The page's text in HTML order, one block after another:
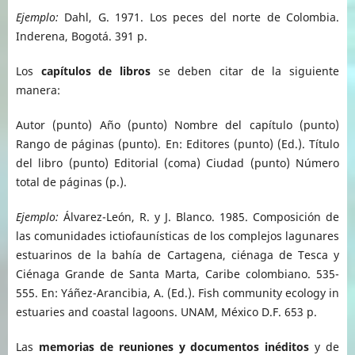
Ejemplo: Dahl, G. 1971. Los peces del norte de Colombia.
Inderena, Bogotá. 391 p.
Los capítulos de libros se deben citar de la siguiente
manera:
Autor (punto) Año (punto) Nombre del capítulo (punto)
Rango de páginas (punto). En: Editores (punto) (Ed.). Título
del libro (punto) Editorial (coma) Ciudad (punto) Número
total de páginas (p.).
Ejemplo: Álvarez-León, R. y J. Blanco. 1985. Composición de
las comunidades ictiofaunísticas de los complejos lagunares
estuarinos de la bahía de Cartagena, ciénaga de Tesca y
Ciénaga Grande de Santa Marta, Caribe colombiano. 535-
555. En: Yáñez-Arancibia, A. (Ed.). Fish community ecology in
estuaries and coastal lagoons. UNAM, México D.F. 653 p.
Las memorias de reuniones y documentos inéditos y de